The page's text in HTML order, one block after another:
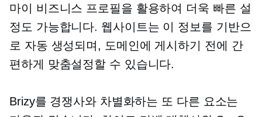
마이 비즈니스 프로필을 활용하여 더욱 빠른 설
정도 가능합니다. 웹사이트는 이 정보를 기반으
로 자동 생성되며, 도메인에 게시하기 전에 간
편하게 맞춤설정할 수 있습니다.
Brizy를 경쟁사와 차별화하는 또 다른 요소는